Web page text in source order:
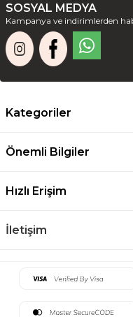
SOSYAL MEDYA
Kampanya ve indirimlerden
Kategoriler
Önemli Bilgiler
Hızlı Erişim
İletişim